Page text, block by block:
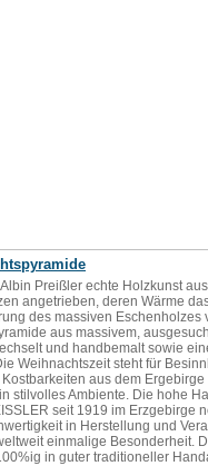
Preißler echte Holzkunst
angetrieben, deren Wärme
des massiven Eschenholzes
aus massivem,
und handbemalt sowie
Weihnachtszeit steht für
aus dem
stilvolles Ambiente. Die hohe
seit 1919 im Erzgebirge
in Herstellung und
einmalige Besonderheit.
in guter traditioneller